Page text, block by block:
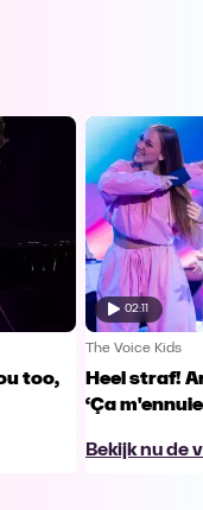
too,
02:11
The Voice Kids
Heel straf!
‘Ça
Bekijk nu de